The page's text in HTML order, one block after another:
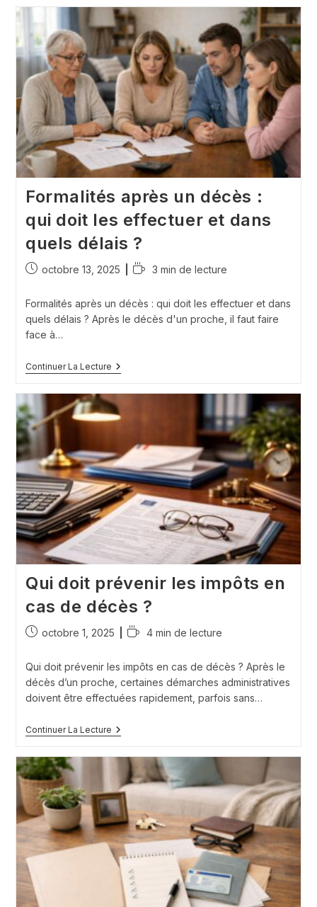
Faire
Dans
Les
30
Jours
Et
6
Mois
Après
Un
Décès
?
Formalités après un décès :
qui doit les effectuer et dans
quels délais ?
Publication
octobre 13, 2025
Temps
lecture :
3 min de lecture
Formalités après un décès : qui doit les effectuer et dans
quels délais ? Après le décès d'un proche, il faut faire
face à…
Continuer La LectureFormalités
Après
Décès
:
Qui
Effectuer
Et
Dans
Quels
Délais
?
Qui doit prévenir les impôts en
cas de décès ?
Publication
octobre 1, 2025
Temps
lecture :
4 min de lecture
Qui doit prévenir les impôts en cas de décès ? Après le
décès d’un proche, certaines démarches administratives
doivent être effectuées rapidement, parfois sans…
Continuer La LectureQui
Impôts
En
Cas
De
Décès
?